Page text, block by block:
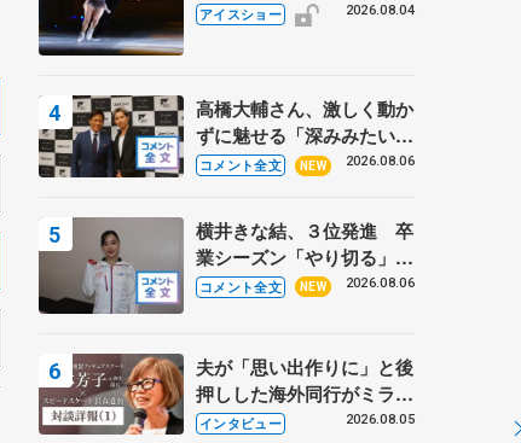
アイスショー 2026.08.04
高橋大輔さん、激しく動か
ずに魅せる「深みみたいな
ものは出てきている？」
あい
コメント全文 NEW 2026.08.06
横井きな結、３位発進 卒
業シーズン「やり切る」
【みなとアクルス杯SP】
コメント全文 NEW 2026.08.06
夫が「思い出作りに」と後
押しした海外同行がミラノ
まで… 繁華街のリンクで
インタビュー 2026.08.05